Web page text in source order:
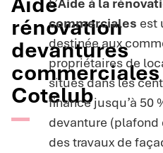
rénovation
devantures
commerciales
Cotelub
commerciales est
destinée aux
propriétaires de
situés dans les
finance jusqu’à 50
devanture (plafond
des travaux de